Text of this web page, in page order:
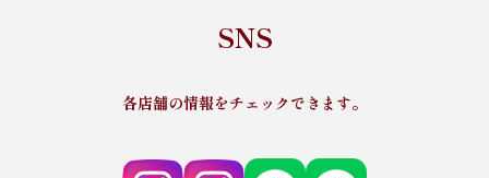
SNS
各店舗の情報をチェックできます。